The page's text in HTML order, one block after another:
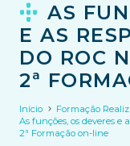
AS
E AS
DO ROC
2ª
Início
Formação
As funções, os deveres e
2ª Formação on-line